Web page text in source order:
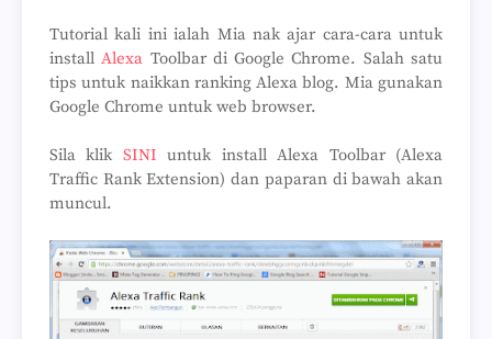
Tutorial kali ini ialah Mia nak ajar cara-cara untuk
installAlexa Toolbar di Google Chrome. Salah satu
tips untuk naikkan ranking Alexa blog. Mia gunakan
Google Chrome untuk web browser.
Sila klik SINI untuk install Alexa Toolbar (Alexa
Traffic Rank Extension) dan paparan di bawah akan
muncul.